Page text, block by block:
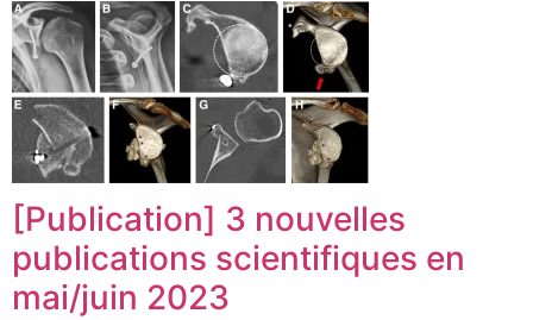
[Publication] 3 nouvelles
publications scientifiques en
mai/juin 2023